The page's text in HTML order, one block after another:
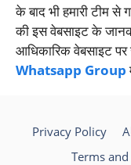
के बाद भी हमारी टीम
की इस वेबसाइट के
आधिकारिक वेबसाइट
Whatsapp Group
Privacy Policy
Terms